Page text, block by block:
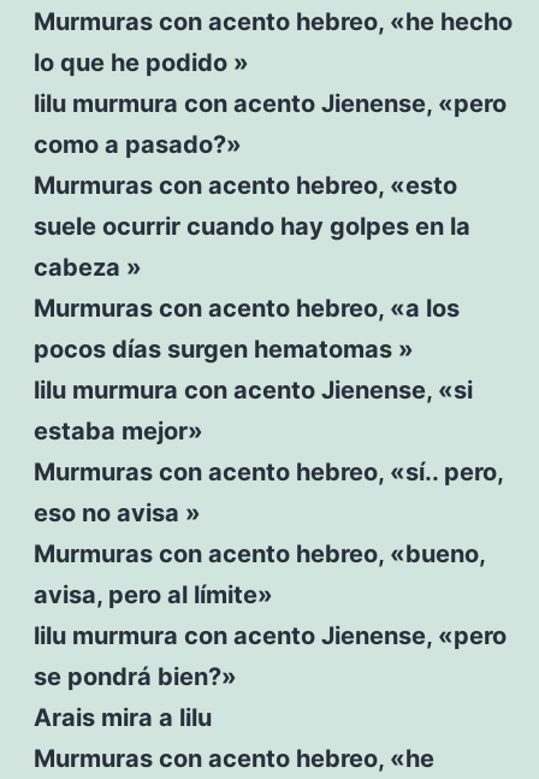
Murmuras con acento hebreo, «he hecho
lo que he podido »
lilu murmura con acento Jienense, «pero
como a pasado?»
Murmuras con acento hebreo, «esto
suele ocurrir cuando hay golpes en la
cabeza »
Murmuras con acento hebreo, «a los
pocos días surgen hematomas »
lilu murmura con acento Jienense, «si
estaba mejor»
Murmuras con acento hebreo, «sí.. pero,
eso no avisa »
Murmuras con acento hebreo, «bueno,
avisa, pero al límite»
lilu murmura con acento Jienense, «pero
se pondrá bien?»
Arais mira a lilu
Murmuras con acento hebreo, «he